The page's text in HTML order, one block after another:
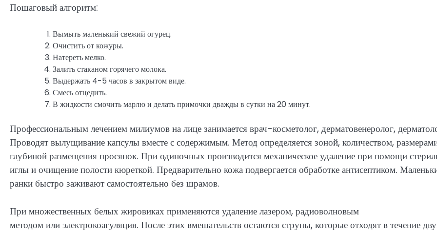
Пошаговый алгоритм:
Вымыть маленький свежий огурец.
Очистить от кожуры.
Натереть мелко.
Залить стаканом горячего молока.
Выдержать 4-5 часов в закрытом виде.
Смесь отцедить.
В жидкости смочить марлю и делать примочки дважды в сутки на 20 минут.
Профессиональным лечением милиумов на лице занимается врач-косметолог, дерматовенеролог,
Проводят вылущивание капсулы вместе с содержимым. Метод определяется зоной, количеством,
глубиной размещения просянок. При одиночных производится механическое удаление при помощи
иглы и очищение полости кюреткой. Предварительно кожа подвергается обработке антисептиком.
ранки быстро заживают самостоятельно без шрамов.
При множественных белых жировиках применяются удаление лазером, радиоволновым
методом или электрокоагуляция. После этих вмешательств остаются струпы, которые отходят в течение